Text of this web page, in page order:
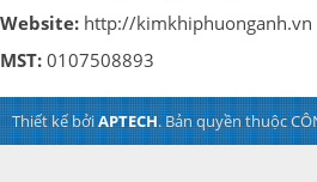
Website: http://kimkhiphuonganh.vn
MST: 0107508893
Thiết kế bởiAPTECH. Bản quyền thuộc